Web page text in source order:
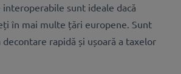
sunt ideale dacă
în mai multe țări europene. Sunt
rapidă și ușoară a taxelor